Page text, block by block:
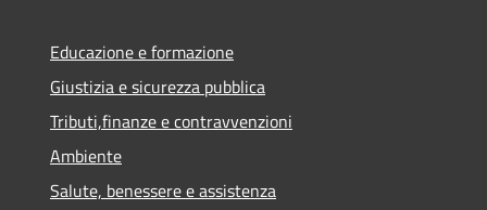
Educazione e formazione
Giustizia e sicurezza pubblica
Tributi,finanze e contravvenzioni
Ambiente
Salute, benessere e assistenza